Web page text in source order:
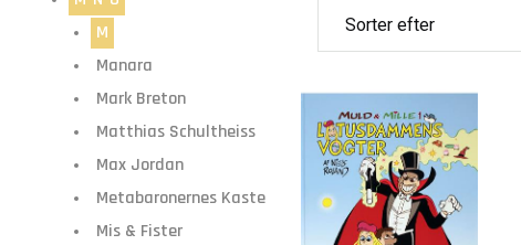
M
Manara
Mark Breton
Matthias Schultheiss
Max Jordan
Metabaronernes Kaste
Mis & Fister